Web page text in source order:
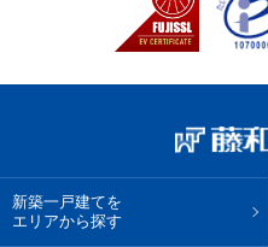
新築一戸建てを
エリアから探す